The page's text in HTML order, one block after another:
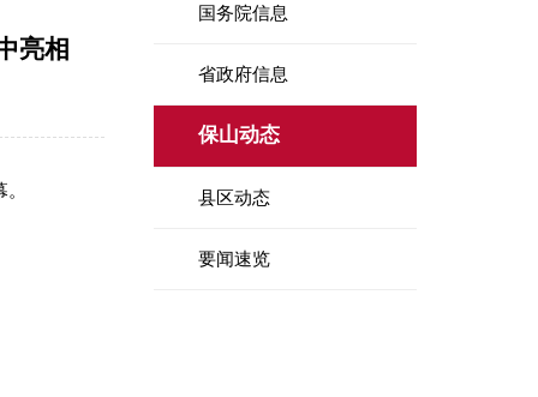
国务院信息
省政府信息
保山动态
县区动态
要闻速览
亮相